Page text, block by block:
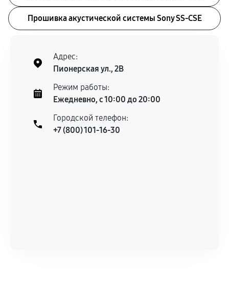
Прошивка акустической системы Sony SS-CSE
Адрес:
Пионерская ул., 2В
Режим работы:
Ежедневно, с 10:00 до 20:00
Городской телефон:
+7 (800) 101-16-30